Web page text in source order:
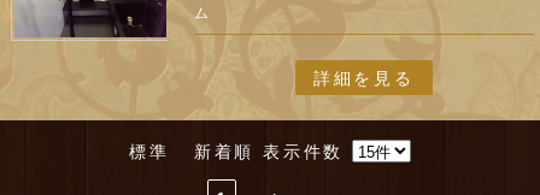
ム
詳細を見る
標準 新着順 表示件数